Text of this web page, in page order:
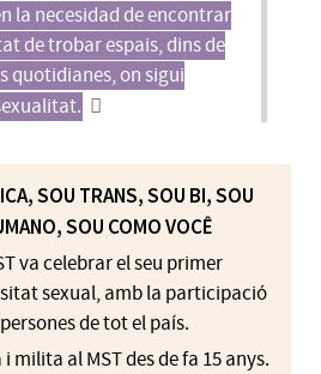
la necesidad de encontrar
de trobar espais, dins de
quotidianes, on sigui
SOU TRANS, SOU BI, SOU
SOU COMO VOCÊ
va celebrar el seu primer
sexual, amb la participació
de tot el país.
i milita alMSTdes de fa 15 anys.